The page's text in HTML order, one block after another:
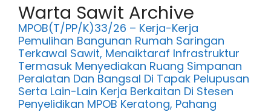
Warta Sawit Archive
MPOB(T/PP/K)33/26 – Kerja-Kerja
Pemulihan Bangunan Rumah Saringan
Terkawal Sawit, Menaiktaraf Infrastruktur
Termasuk Menyediakan Ruang Simpanan
Peralatan Dan Bangsal Di Tapak Pelupusan
Serta Lain-Lain Kerja Berkaitan Di Stesen
Penyelidikan MPOB Keratong, Pahang